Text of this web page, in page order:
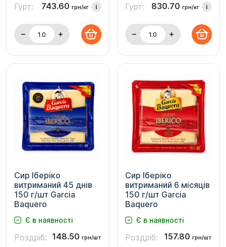
Гурт: 743.60 грн/кг i Гурт: 830.70 грн/кг i
Сир Іберіко
витриманий 45 днів
150 г/шт Garcia
Baquero
Є в наявності
Роздріб: 148.50 грн/шт
Сир Іберіко
витриманий 6 місяців
150 г/шт Garcia
Baquero
Є в наявності
Роздріб: 157.80 грн/шт